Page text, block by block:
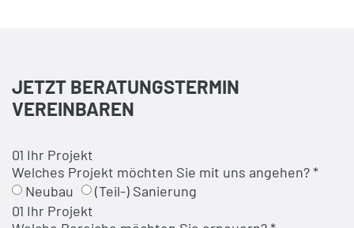
JETZT BERATUNGSTERMIN
VEREINBAREN
01 Ihr Projekt
Welches Projekt möchten Sie mit uns angehen? *
Neubau
(Teil-) Sanierung
01 Ihr Projekt